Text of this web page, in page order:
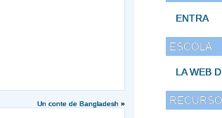
ENTRA
ESCOLA
LA WEB
Un conte de Bangladesh »